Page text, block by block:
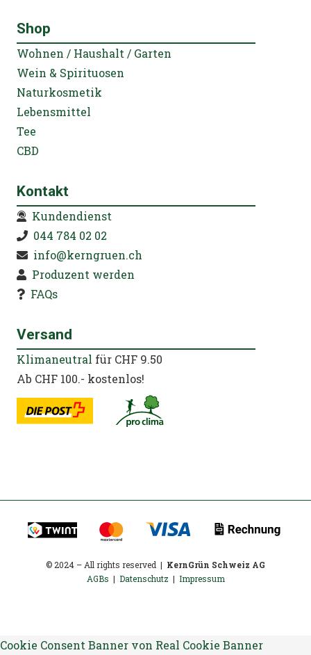
Shop
Wohnen / Haushalt / Garten
Wein & Spirituosen
Naturkosmetik
Lebensmittel
Tee
CBD
Kontakt
Kundendienst
044 784 02 02
info@kerngruen.ch
Produzent werden
FAQs
Versand
Klimaneutral für CHF 9.50
Ab CHF 100.- kostenlos!
© 2024 – All rights reserved | KernGrün Schweiz AG
AGBs | Datenschutz | Impressum
Cookie Consent Banner von Real Cookie Banner